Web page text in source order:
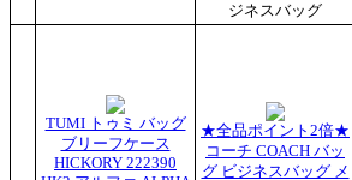
ジネスバッグ
TUMI トゥミ バッグ
ブリーフケース
HICKORY 222390
★全品ポイント2倍★
コーチ COACH バッ
グ ビジネスバッグ メ